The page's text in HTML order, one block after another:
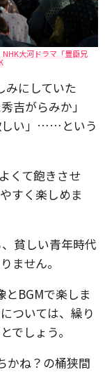
大河ドラマ「豊臣兄
みにしていた
吉がらみか」
しい」……という
くて飽きさせ
すく楽しめま
貧しい青年時代
ません。
BGMで楽しま
ついては、繰り
でしょう。
かね？の桶狭間